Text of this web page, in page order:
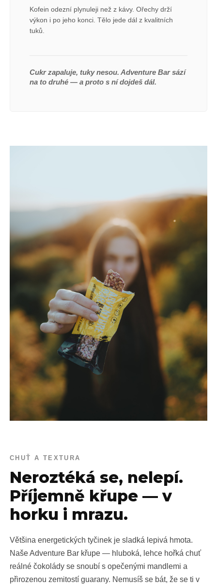
Kofein odezní plynuleji než z kávy. Ořechy drží
výkon i po jeho konci. Tělo jede dál z kvalitních
tuků.
Cukr zapaluje, tuky nesou. Adventure Bar sází
na to druhé — a proto s ní dojdeš dál.
CHUŤ A TEXTURA
Neroztéká se, nelepí.
Příjemně křupe — v
horku i mrazu.
Většina energetických tyčinek je sladká lepivá hmota.
Naše Adventure Bar křupe — hluboká, lehce hořká chuť
reálné čokolády se snoubí s opečenými mandlemi a
přirozenou zemitostí guarany. Nemusíš se bát, že se ti v